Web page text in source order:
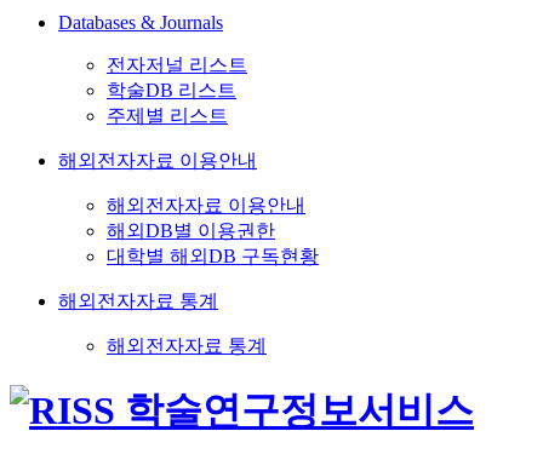
Databases & Journals
전자저널 리스트
학술DB 리스트
주제별 리스트
해외전자자료 이용안내
해외전자자료 이용안내
해외DB별 이용권한
대학별 해외DB 구독현황
해외전자자료 통계
해외전자자료 통계